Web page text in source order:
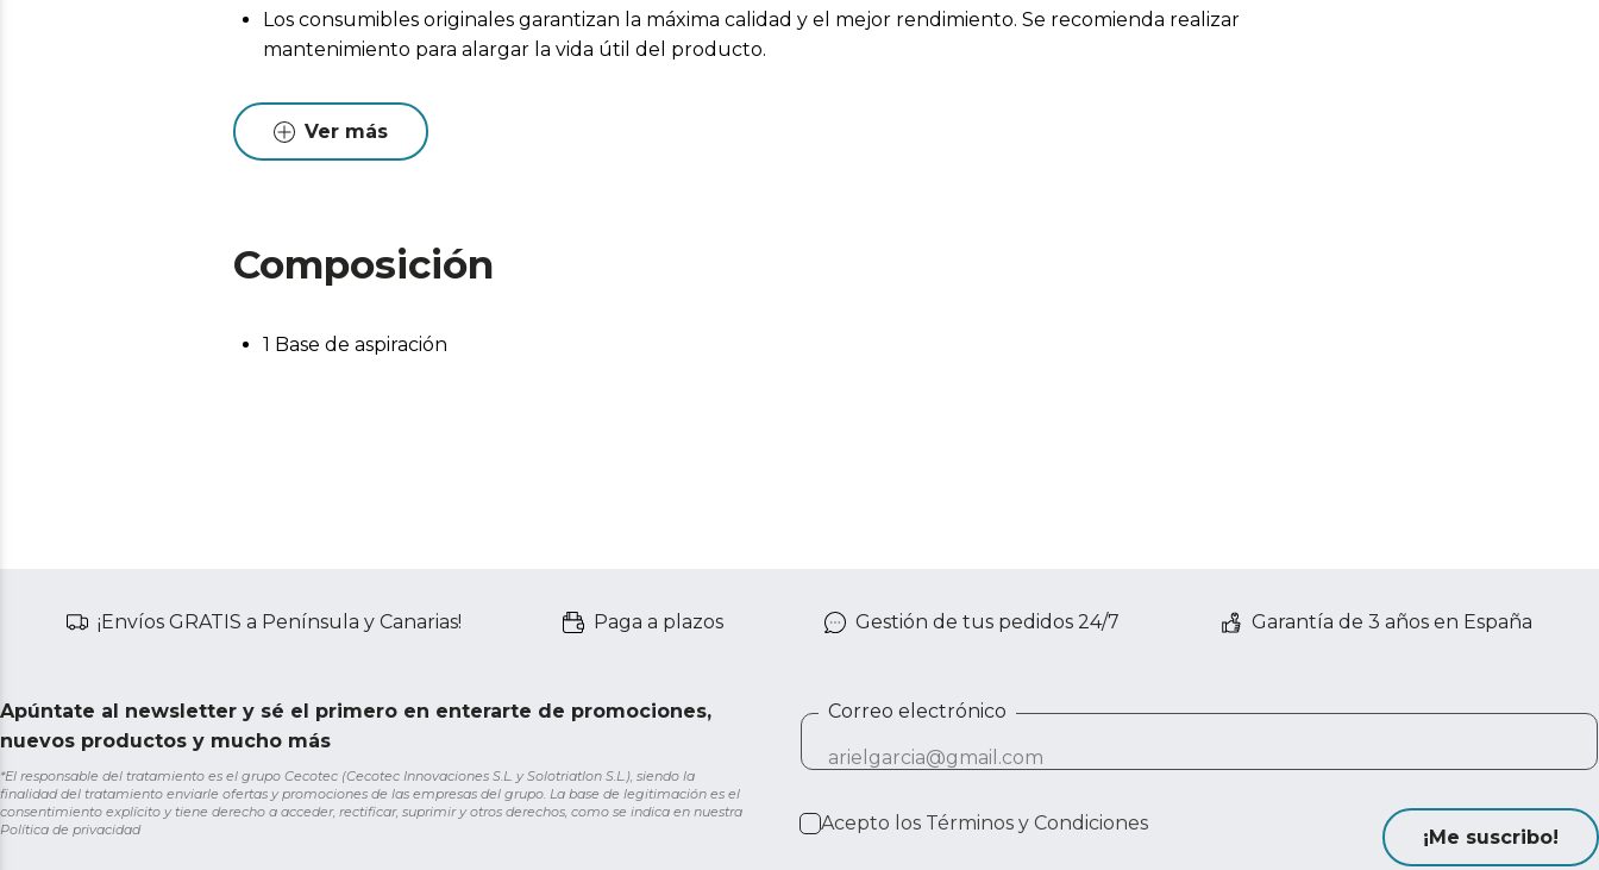
Los consumibles originales garantizan la máxima calidad y el mejor rendimiento. Se recomienda realizar
mantenimiento para alargar la vida útil del producto.
Ver más
Composición
1 Base de aspiración
¡Envíos GRATIS a Península y Canarias! Paga a plazos Gestión de tus pedidos 24/7 Garantía de 3 años en España
Apúntate al newsletter y sé el primero en enterarte de promociones,
nuevos productos y mucho más
*El responsable del tratamiento es el grupo Cecotec (Cecotec Innovaciones S.L. y Solotriatlon S.L.), siendo la
finalidad del tratamiento enviarle ofertas y promociones de las empresas del grupo. La base de legitimación es el
consentimiento explícito y tiene derecho a acceder, rectificar, suprimir y otros derechos, como se indica en nuestra
Política de privacidad
Correo electrónico
Acepto los Términos y Condiciones
¡Me suscribo!